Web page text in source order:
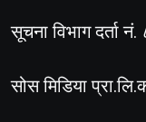
सूचना विभाग दर्ता
सोस मिडिया